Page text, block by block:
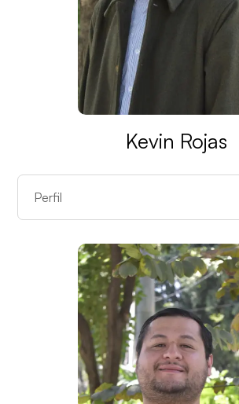
Kevin Rojas
Perfil